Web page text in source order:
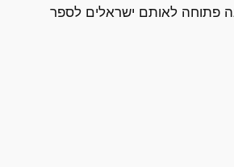
פתוחה לאותם ישראלים לספר